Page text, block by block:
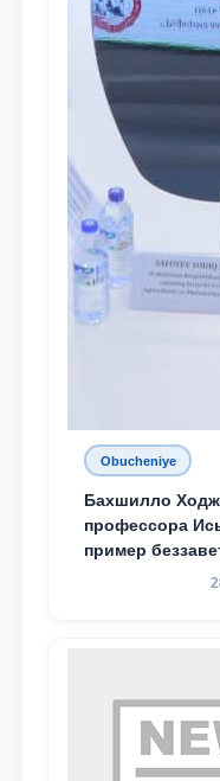
Obucheniye
Бахшилло
профессора
пример
Родине и